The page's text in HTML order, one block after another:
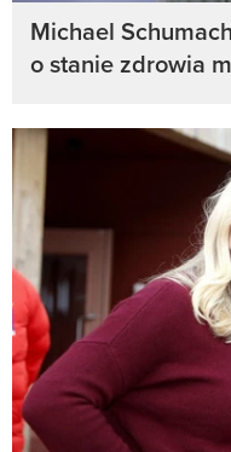
Michael
o stanie zdrowia